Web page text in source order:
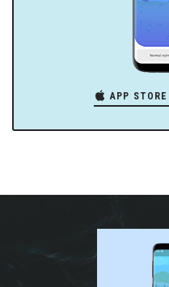
APP STORE